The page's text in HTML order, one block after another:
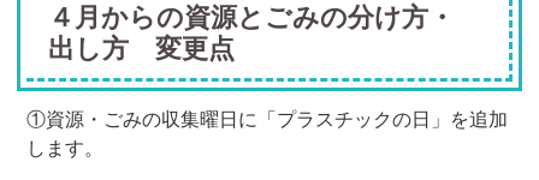
４月からの資源とごみの分け方・
出し方 変更点
①資源・ごみの収集曜日に「プラスチックの日」を追加
します。